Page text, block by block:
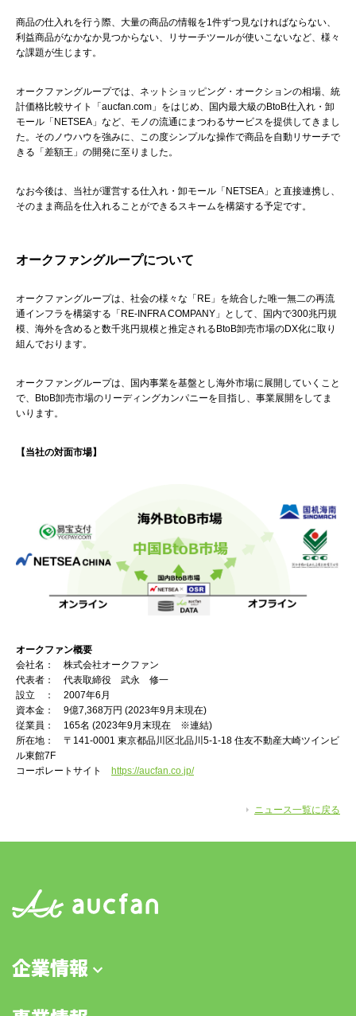
商品の仕入れを行う際、大量の商品の情報を1件ずつ見なければならない、
利益商品がなかなか見つからない、リサーチツールが使いこないなど、様々
な課題が生じます。
オークファングループでは、ネットショッピング・オークションの相場、統
計価格比較サイト「aucfan.com」をはじめ、国内最大級のBtoB仕入れ・卸
モール「NETSEA」など、モノの流通にまつわるサービスを提供してきまし
た。そのノウハウを強みに、この度シンプルな操作で商品を自動リサーチで
きる「差額王」の開発に至りました。
なお今後は、当社が運営する仕入れ・卸モール「NETSEA」と直接連携し、
そのまま商品を仕入れることができるスキームを構築する予定です。
オークファングループについて
オークファングループは、社会の様々な「RE」を統合した唯一無二の再流
通インフラを構築する「RE-INFRA COMPANY」として、国内で300兆円規
模、海外を含めると数千兆円規模と推定されるBtoB卸売市場のDX化に取り
組んでおります。
オークファングループは、国内事業を基盤とし海外市場に展開していくこと
で、BtoB卸売市場のリーディングカンパニーを目指し、事業展開をしてま
いります。
【当社の対面市場】
オークファン概要
会社名： 株式会社オークファン
代表者： 代表取締役 武永 修一
設立 ： 2007年6月
資本金： 9億7,368万円 (2023年9月末現在)
従業員： 165名 (2023年9月末現在 ※連結)
所在地： 〒141-0001 東京都品川区北品川5-1-18 住友不動産大崎ツインビ
ル東館7F
コーポレートサイト https://aucfan.co.jp/
ニュース一覧に戻る
企業情報